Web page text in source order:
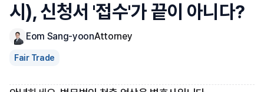
시), 신청서 '접수'가 끝이 아니다?
Eom Sang-yoonAttorney
Fair Trade